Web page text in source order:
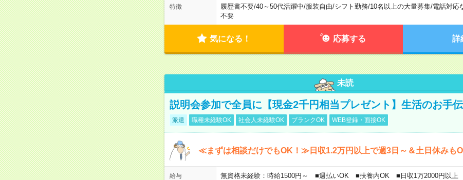
特徴 履歴書不要/40～50代活躍中/服装自由/シフト勤務/10名以上の大量募集/電話対応
不要
気になる！ 応募する 詳
未読
説明会参加で全員に【現金2千円相当プレゼント】生活のお手
派遣 職種未経験OK 社会人未経験OK ブランクOK WEB登録・面接OK
≪まずは相談だけでもOK！≫日収1.2万円以上で週3日～＆土日休みも
給与 無資格未経験：時給1500円～ ■週払いOK ■扶養内OK ■日収1万2000円以上